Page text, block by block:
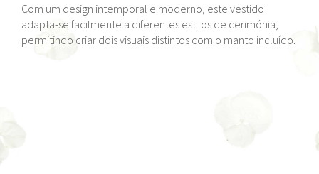
Com um design intemporal e moderno, este vestido
adapta-se facilmente a diferentes estilos de cerimónia,
permitindo criar dois visuais distintos com o manto incluído.